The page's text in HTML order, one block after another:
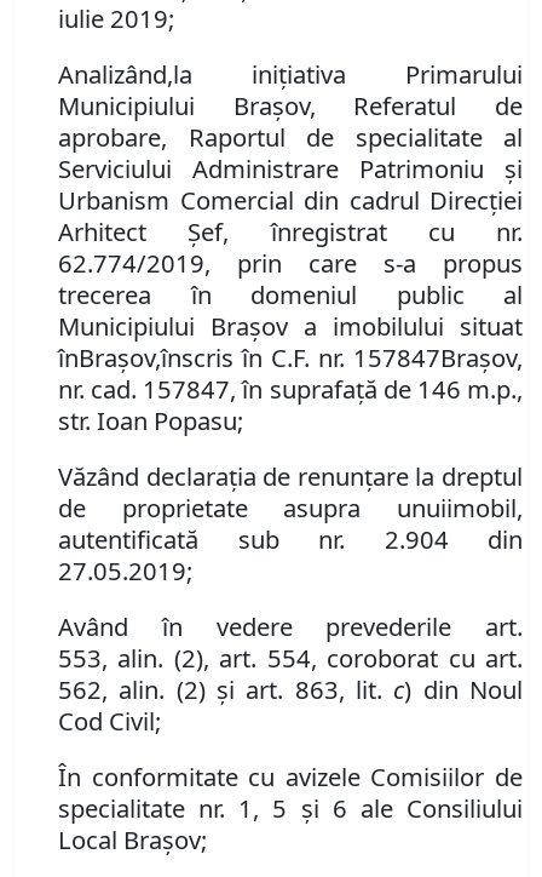
iulie 2019;
Analizând,la inițiativa Primarului
Municipiului Brașov, Referatul de
aprobare, Raportul de specialitate al
Serviciului Administrare Patrimoniu şi
Urbanism Comercial din cadrul Direcţiei
Arhitect Şef, înregistrat cu nr.
62.774/2019, prin care s-a propus
trecerea în domeniul public al
Municipiului Braşov a imobilului situat
înBraşov,înscris în C.F. nr. 157847Brașov,
nr. cad. 157847, în suprafață de 146 m.p.,
str. Ioan Popasu;
Văzând declaraţia de renunţare la dreptul
de proprietate asupra unuiimobil,
autentificată sub nr. 2.904 din
27.05.2019;
Având în vedere prevederile art.
553, alin. (2), art. 554, coroborat cu art.
562, alin. (2) și art. 863, lit. c) din Noul
Cod Civil;
În conformitate cu avizele Comisiilor de
specialitate nr. 1, 5 și 6 ale Consiliului
Local Brașov;